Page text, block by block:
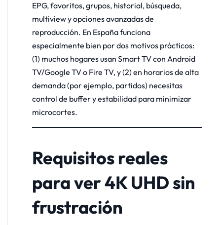
EPG, favoritos, grupos, historial, búsqueda,
multiview y opciones avanzadas de
reproducción. En España funciona
especialmente bien por dos motivos prácticos:
(1) muchos hogares usan Smart TV con Android
TV/Google TV o Fire TV, y (2) en horarios de alta
demanda (por ejemplo, partidos) necesitas
control de buffer y estabilidad para minimizar
microcortes.
Requisitos reales
para ver 4K UHD sin
frustración